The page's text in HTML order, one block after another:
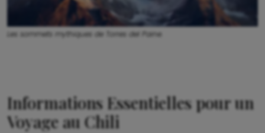
Les sommets mythiques de Torres del Paine.
Informations Essentielles pour un
Voyage au Chili